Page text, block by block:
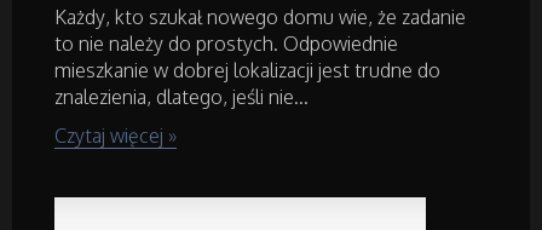
Drzwi i Okna
Nieruchomości, Działki
Każdy, kto szukał nowego domu wie, że zadanie
to nie należy do prostych. Odpowiednie
mieszkanie w dobrej lokalizacji jest trudne do
znalezienia, dlatego, jeśli nie...
Czytaj więcej »